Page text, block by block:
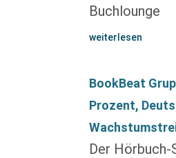
Buchlounge
weiterlesen
BookBeat
Prozent,
Der